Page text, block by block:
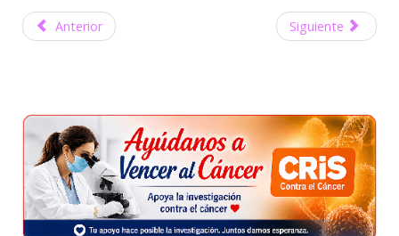
Anterior Siguiente